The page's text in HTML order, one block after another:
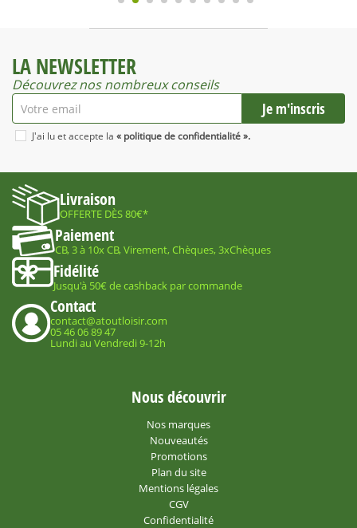
LA NEWSLETTER
Découvrez nos nombreux conseils
J'ai lu et accepte la « politique de confidentialité ».
Livraison
OFFERTE DÈS 80€*
Paiement
CB, 3 à 10x CB, Virement, Chèques, 3xChèques
Fidélité
Jusqu'à 50€ de cashback par commande
Contact
contact@atoutloisir.com
05 46 06 89 47
Lundi au Vendredi 9-12h
Nous découvrir
Nos marques
Nouveautés
Promotions
Plan du site
Mentions légales
CGV
Confidentialité